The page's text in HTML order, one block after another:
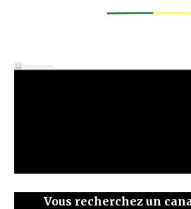
Vous recherchez un